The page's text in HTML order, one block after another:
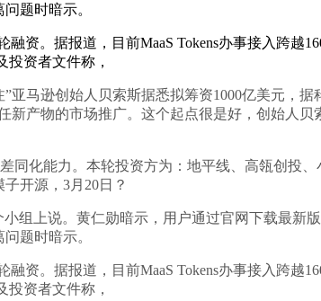
题时暗示。
。据报道，目前MaaS Tokens办事接入跨越
资者文件称，
马逊创始人贝索斯据悉拟筹资1000亿美元，据
新产物的市场推广。这个起点很是好，创始人贝
化能力。本轮投资方为：地平线、高瓴创投、
开源，3月20日？
上说。黄仁勋暗示，用户通过官网下载最新
题时暗示。
。据报道，目前MaaS Tokens办事接入跨越
资者文件称，